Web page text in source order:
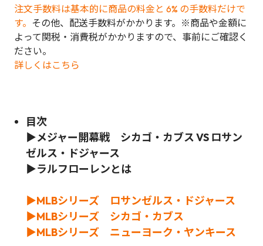
注文手数料は基本的に商品の料金と 6% の手数料だけで
す。 その他、配送手数料がかかります。※商品や金額に
よって関税・消費税がかかりますので、事前にご確認く
ださい。
詳しくはこちら
目次
▶メジャー開幕戦 シカゴ・カブス VS ロサン
ゼルス・ドジャース
▶ラルフローレンとは
▶MLBシリーズ ロサンゼルス・ドジャース
▶MLBシリーズ シカゴ・カブス
▶MLBシリーズ ニューヨーク・ヤンキース